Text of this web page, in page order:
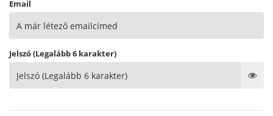
Email
Jelszó (Legalább 6 karakter)